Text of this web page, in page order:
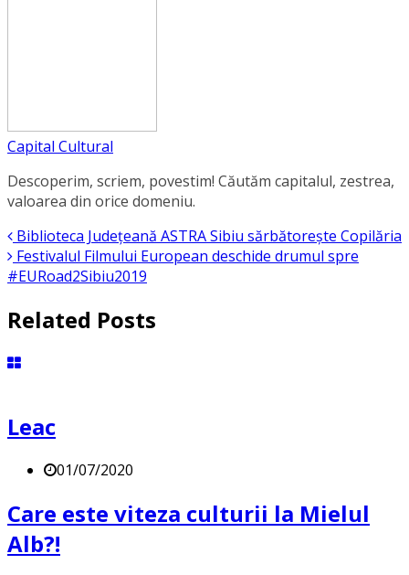
Capital Cultural
Descoperim, scriem, povestim! Căutăm capitalul, zestrea,
valoarea din orice domeniu.
Biblioteca Județeană ASTRA Sibiu sărbătorește Copilăria
Festivalul Filmului European deschide drumul spre
#EURoad2Sibiu2019
Related Posts
Leac
01/07/2020
Care este viteza culturii la Mielul
Alb?!